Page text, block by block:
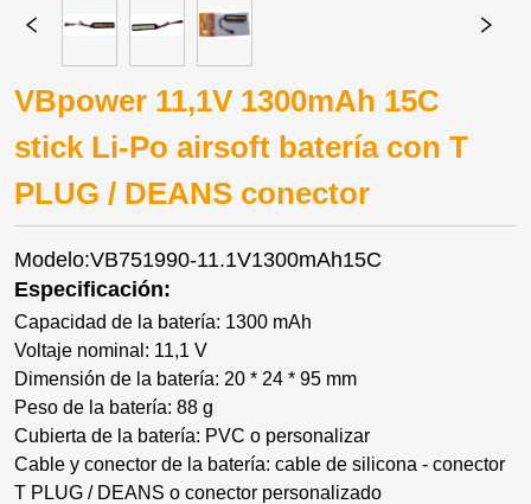
VBpower 11,1V 1300mAh 15C
stick Li-Po airsoft batería con T
PLUG / DEANS conector
Modelo:VB751990-11.1V1300mAh15C
Especificación:
Capacidad de la batería: 1300 mAh
Voltaje nominal: 11,1 V
Dimensión de la batería: 20 * 24 * 95 mm
Peso de la batería: 88 g
Cubierta de la batería: PVC o personalizar
Cable y conector de la batería: cable de silicona - conector
T PLUG / DEANS o conector personalizado